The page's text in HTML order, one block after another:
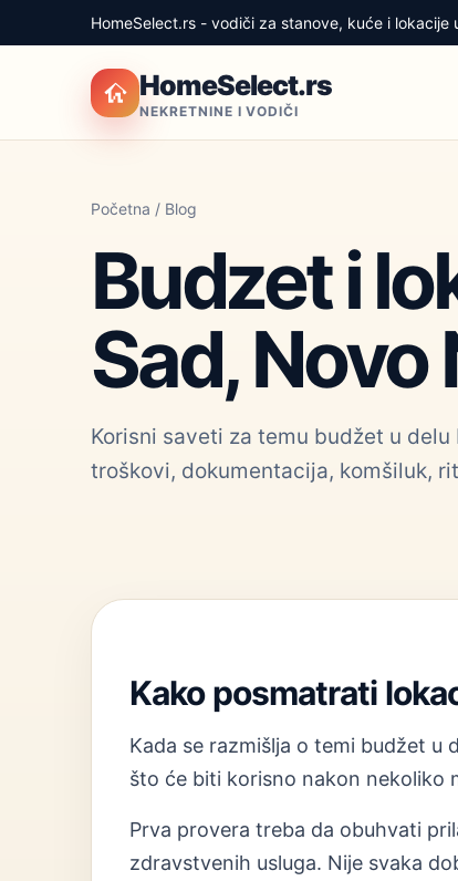
HomeSelect.rs - vodiči za stanove, kuće i lokacije
HomeSelect.rs
NEKRETNINE I VODIČI
Početna / Blog
Budzet i
Sad, Novo
Korisni saveti za temu budžet u
troškovi, dokumentacija, komšiluk,
Kako posmatrati
Kada se razmišlja o temi budžet u
što će biti korisno nakon nekoliko
Prva provera treba da obuhvati
zdravstvenih usluga. Nije svaka